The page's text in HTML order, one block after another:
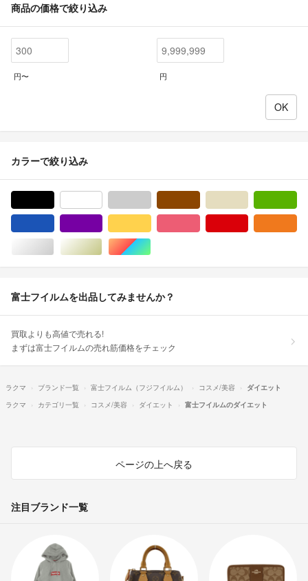
商品の価格で絞り込み
円〜 円
カラーで絞り込み
シルバー/銀色系ゴールド/金色系マルチカラー
富士フイルムを出品してみませんか？
買取よりも高値で売れる!
まずは富士フイルムの売れ筋価格をチェック
ラクマ ブランド一覧 富士フイルム（フジフイルム） コスメ/美容
ダイエット
ラクマ
カテゴリ一覧 コスメ/美容 ダイエット 富士フイルムのダイエット
ページの上へ戻る
注目ブランド一覧